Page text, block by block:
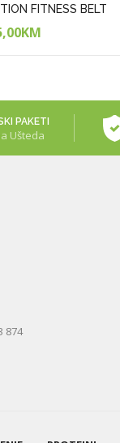
FITNESS BELT
PAKETI
Ušteda
874